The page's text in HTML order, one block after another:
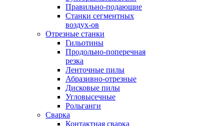
Правильно-подающие
Станки сегментных
воздух-ов
Отрезные станки
Гильотины
Продольно-поперечная
резка
Ленточные пилы
Абразивно-отрезные
Дисковые пилы
Угловысечные
Рольганги
Сварка
Контактная сварка